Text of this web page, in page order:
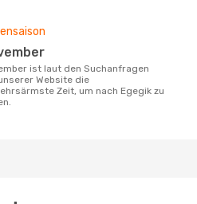
Website die
Zeit, um nach Egegik zu